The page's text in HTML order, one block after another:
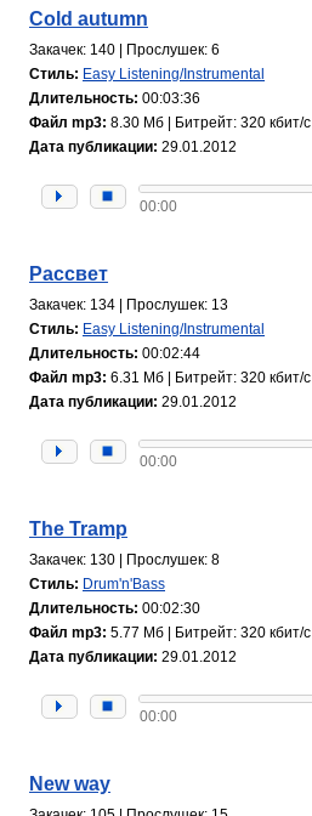
Cold autumn
Закачек: 140 | Прослушек: 6
Стиль: Easy Listening/Instrumental
Длительность: 00:03:36
Файл mp3: 8.30 Мб | Битрейт: 320 кбит/с
Дата публикации: 29.01.2012
00:00
Рассвет
Закачек: 134 | Прослушек: 13
Стиль: Easy Listening/Instrumental
Длительность: 00:02:44
Файл mp3: 6.31 Мб | Битрейт: 320 кбит/с
Дата публикации: 29.01.2012
00:00
The Tramp
Закачек: 130 | Прослушек: 8
Стиль: Drum'n'Bass
Длительность: 00:02:30
Файл mp3: 5.77 Мб | Битрейт: 320 кбит/с
Дата публикации: 29.01.2012
00:00
New way